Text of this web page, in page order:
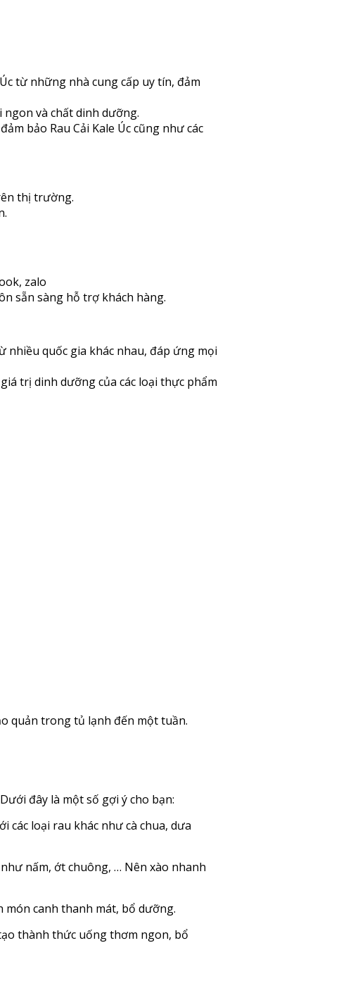
từ những nhà cung cấp uy tín, đảm
và chất dinh dưỡng.
bảo Rau Cải Kale Úc cũng như các
thị trường.
zalo
sẵn sàng hỗ trợ khách hàng.
nhiều quốc gia khác nhau, đáp ứng mọi
trị dinh dưỡng của các loại thực phẩm
quản trong tủ lạnh đến một tuần.
đây là một số gợi ý cho bạn:
các loại rau khác như cà chua, dưa
nấm, ớt chuông, … Nên xào nhanh
món canh thanh mát, bổ dưỡng.
thành thức uống thơm ngon, bổ